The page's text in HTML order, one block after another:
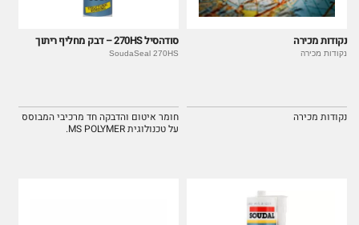
נקודות מכירה
נקודות מכירה
נקודות מכירה
סודהסיל 270HS – דבק מחליף ריתוך
SoudaSeal 270HS
חומר איטום והדבקה חד מרכיבי המבוסס
על טכנולוגית MS POLYMER.